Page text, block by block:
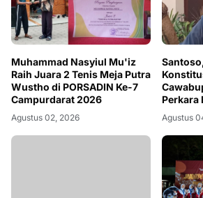
Muhammad Nasyiul Mu'iz
Raih Juara 2 Tenis Meja Putra
Wustho di PORSADIN Ke-7
Campurdarat 2026
Agustus 02, 2026
Perkara
Belum
Agustus